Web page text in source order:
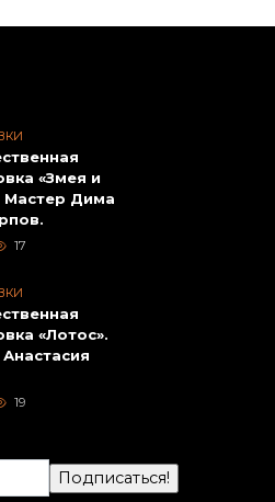
«Змея и
Мастер Дима
17
«Лотос».
19